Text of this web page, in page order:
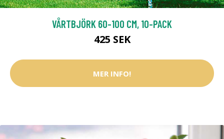
VÅRTBJÖRK 60-100 CM, 10-PACK
425 SEK
MER INFO!